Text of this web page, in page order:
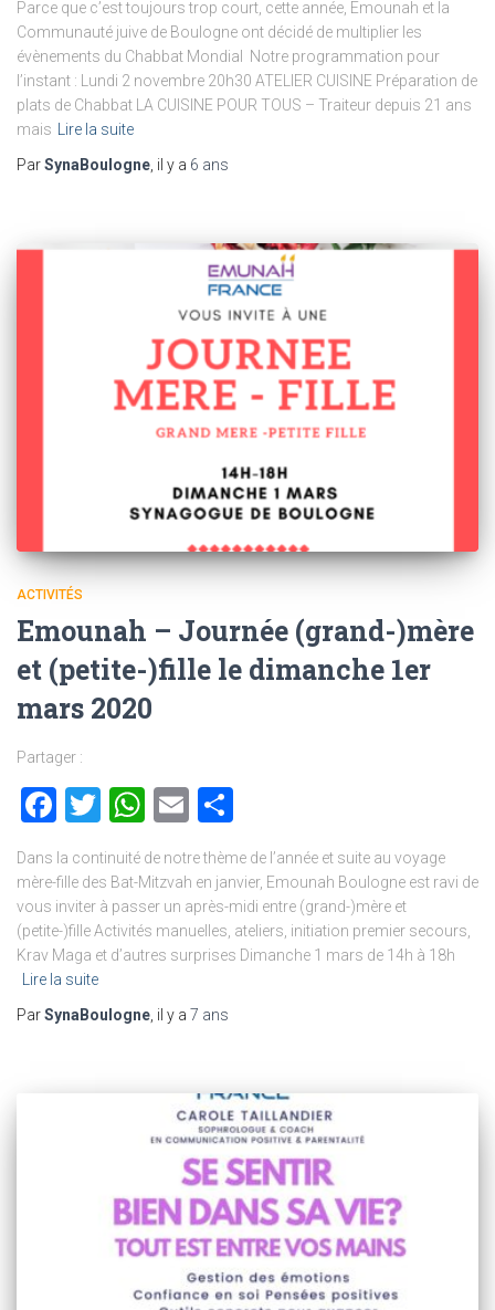
Parce que c’est toujours trop court, cette année, Emounah et la
Communauté juive de Boulogne ont décidé de multiplier les
évènements du Chabbat Mondial Notre programmation pour
l’instant : Lundi 2 novembre 20h30 ATELIER CUISINE Préparation de
plats de Chabbat LA CUISINE POUR TOUS – Traiteur depuis 21 ans
mais
Lire la suite
ParSynaBoulogne , il y a 6 ans
ACTIVITÉS
Emounah – Journée (grand-)mère
et (petite-)fille le dimanche 1er
mars 2020
Partager :
Facebook
Twitter
WhatsApp
Email
Dans la continuité de notre thème de l’année et suite au voyage
mère-fille des Bat-Mitzvah en janvier, Emounah Boulogne est ravi de
vous inviter à passer un après-midi entre (grand-)mère et
(petite-)fille Activités manuelles, ateliers, initiation premier secours,
Krav Maga et d’autres surprises Dimanche 1 mars de 14h à 18h
Lire la suite
ParSynaBoulogne , il y a 7 ans